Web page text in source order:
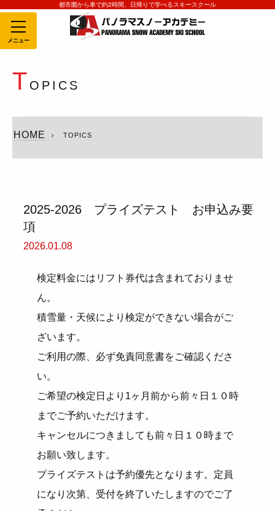
都市圏から車で約2時間、日帰りで学べるスキースクール
MENU
T OPICS
HOME TOPICS
2025-2026 プライズテスト お申込み要
項
2026.01.08
検定料金にはリフト券代は含まれておりませ
ん。
積雪量・天候により検定ができない場合がご
ざいます。
ご利用の際、必ず免責同意書をご確認くださ
い。
ご希望の検定日より1ヶ月前から前々日１０時
までご予約いただけます。
キャンセルにつきましても前々日１０時まで
お願い致します。
プライズテストは予約優先となります。定員
になり次第、受付を終了いたしますのでご了